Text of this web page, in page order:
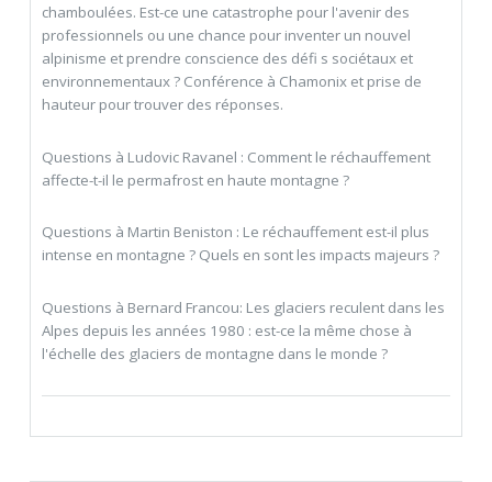
chamboulées. Est-ce une catastrophe pour l'avenir des
professionnels ou une chance pour inventer un nouvel
alpinisme et prendre conscience des défi s sociétaux et
environnementaux ? Conférence à Chamonix et prise de
hauteur pour trouver des réponses.
Questions à Ludovic Ravanel : Comment le réchauffement
affecte-t-il le permafrost en haute montagne ?
Questions à Martin Beniston : Le réchauffement est-il plus
intense en montagne ? Quels en sont les impacts majeurs ?
Questions à Bernard Francou: Les glaciers reculent dans les
Alpes depuis les années 1980 : est-ce la même chose à
l'échelle des glaciers de montagne dans le monde ?